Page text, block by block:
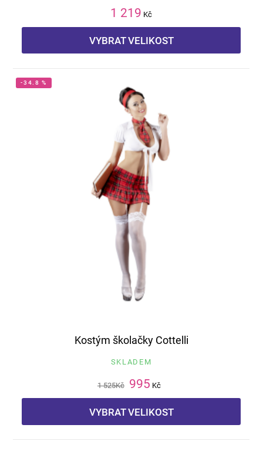
1 219 Kč
VYBRAT VELIKOST
-34.8 %
Kostým školačky Cottelli
SKLADEM
1 525Kč 995 Kč
VYBRAT VELIKOST